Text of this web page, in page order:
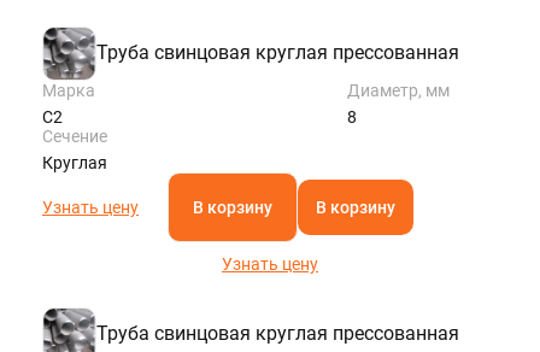
Труба свинцовая круглая прессованная
Марка
С2
Диаметр, мм
8
Сечение
Круглая
Узнать цену В корзину В корзину
Узнать цену
Труба свинцовая круглая прессованная